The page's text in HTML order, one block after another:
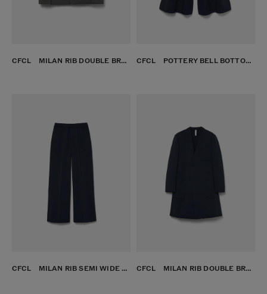
CFCL MILAN RIB DOUBLE BREASTED COLLARLESS PATCH POCKETS JACKET SUSU CFCL POTTERY BELL BOTTOM PANTS TOMEKON
CFCL MILAN RIB SEMI WIDE PANTS TOMEKON CFCL MILAN RIB DOUBLE BREASTED COLLARLESS PATCH POCKETS LONG JACKET TOMEKON